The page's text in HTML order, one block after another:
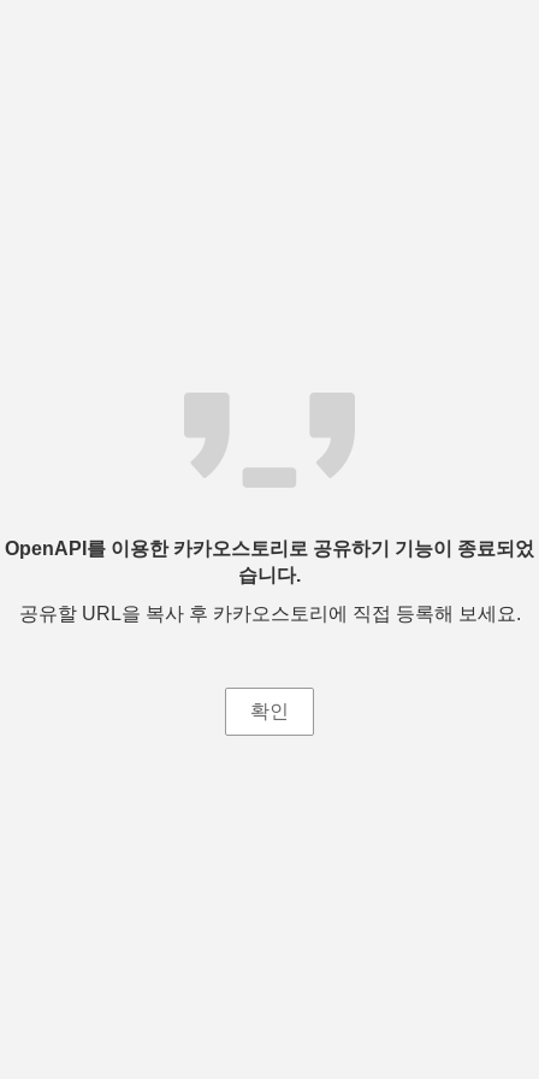
OpenAPI를 이용한 카카오스토리로 공유하기 기능이 종료되었
습니다.
공유할 URL을 복사 후 카카오스토리에 직접 등록해 보세요.
확인